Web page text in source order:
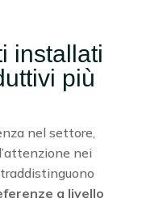
installati
più
nel settore,
nei
a livello